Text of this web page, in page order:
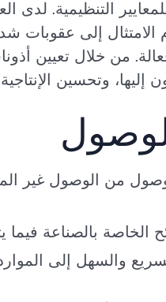
التنظيمية. لدى
الامتثال إلى عقوبات
من خلال تعيين
وتحسين
من الوصول غير
الخاصة بالصناعة فيما
والسهل إلى الموارد